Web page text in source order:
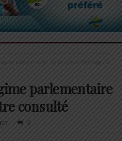
parlementaire : Le peuple va être consulté
parlementaire
consulté
107 0